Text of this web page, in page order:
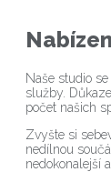
Naše studio
služby.
počet našich
Zvyšte si
nedílnou
nedokonalejší